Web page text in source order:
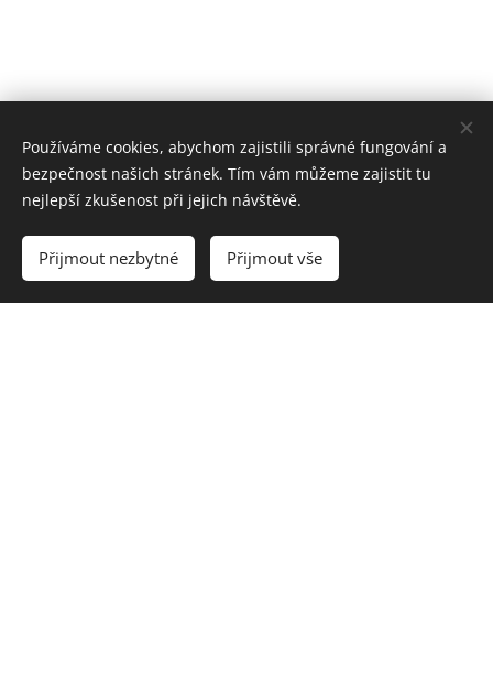
Používáme cookies, abychom zajistili správné fungování a
bezpečnost našich stránek. Tím vám můžeme zajistit tu
nejlepší zkušenost při jejich návštěvě.
Přijmout nezbytné Přijmout vše